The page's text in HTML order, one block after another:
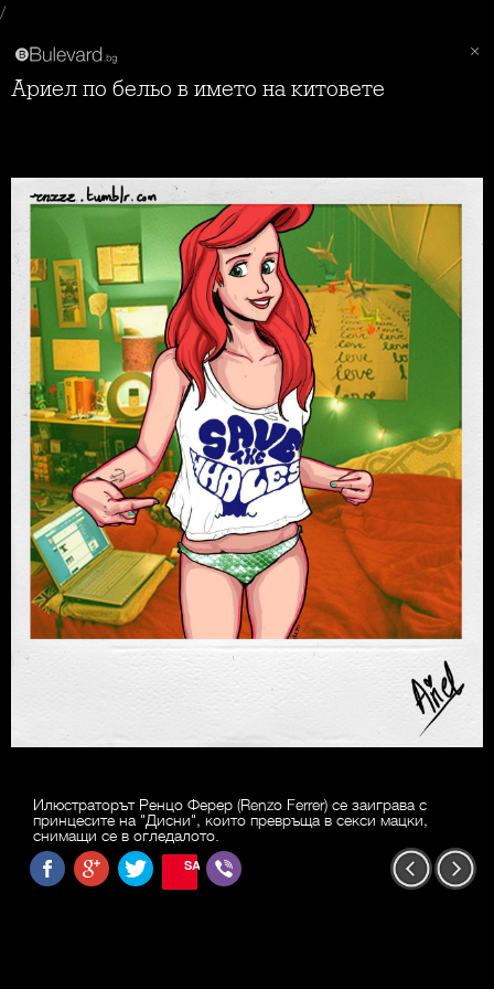
/
Ариел по бельо в името на китовете
Илюстраторът Ренцо Ферер (Renzo Ferrer) се заиграва с
принцесите на "Дисни", които превръща в секси мацки,
снимащи се в огледалото.
SAVE